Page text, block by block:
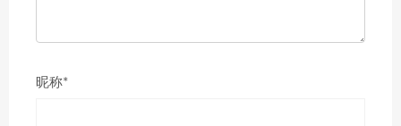
昵称*